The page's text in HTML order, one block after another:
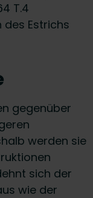
T.4
Estrichs
gegenüber
werden sie
sich der
wie der